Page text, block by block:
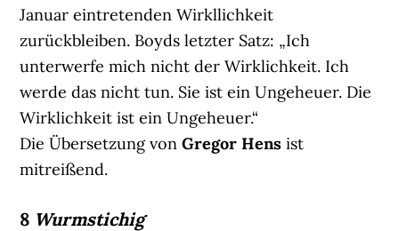
Januar eintretenden Wirkllichkeit
zurückbleiben. Boyds letzter Satz: „Ich
unterwerfe mich nicht der Wirklichkeit. Ich
werde das nicht tun. Sie ist ein Ungeheuer. Die
Wirklichkeit ist ein Ungeheuer.“
Die Übersetzung vonGregor Hens ist
mitreißend.
8 Wurmstichig